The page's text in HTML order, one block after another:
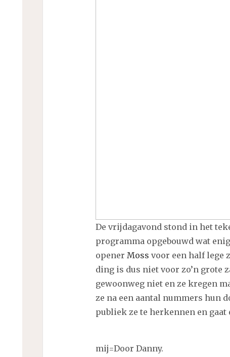
De vrijdagavond stond in het
programma opgebouwd wat
opener Moss voor een half lege
ding is dus niet voor zo’n grote
gewoonweg niet en ze kregen
ze na een aantal nummers hun
publiek ze te herkennen en gaat
mij=Door Danny.